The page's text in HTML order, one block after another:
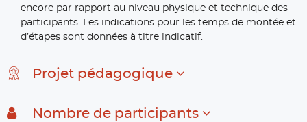
encore par rapport au niveau physique et technique des
participants. Les indications pour les temps de montée et
d’étapes sont données à titre indicatif.
Projet pédagogique
Nombre de participants